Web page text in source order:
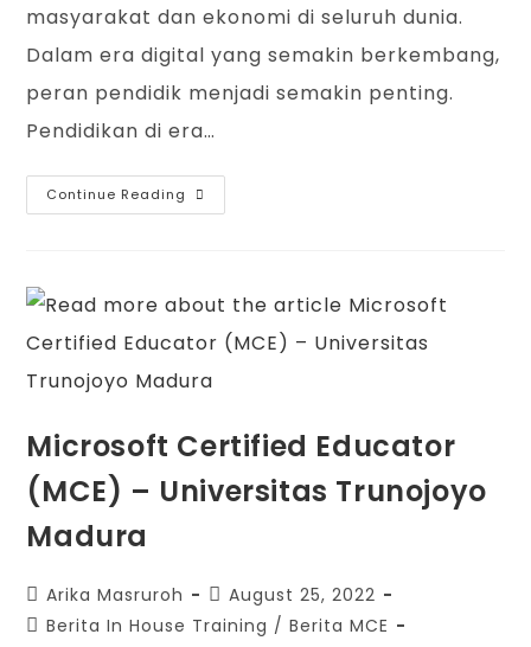
masyarakat dan ekonomi di seluruh dunia.
Dalam era digital yang semakin berkembang,
peran pendidik menjadi semakin penting.
Pendidikan di era…
Continue Reading
Microsoft Certified Educator
(MCE) – Universitas Trunojoyo
Madura
Arika Masruroh
August 25, 2022
Berita In House Training / Berita MCE